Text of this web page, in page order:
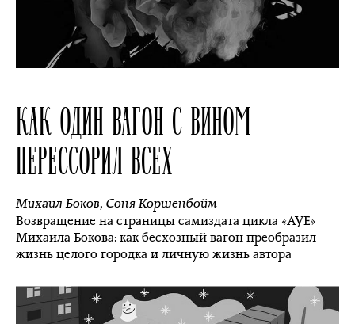
КАК ОДИН ВАГОН С ВИНОМ
ПЕРЕССОРИЛ ВСЕХ
Михаил Боков, Соня Коршенбойм
Возвращение на страницы самиздата цикла «АУЕ»
Михаила Бокова: как бесхозный вагон преобразил
жизнь целого городка и личную жизнь автора